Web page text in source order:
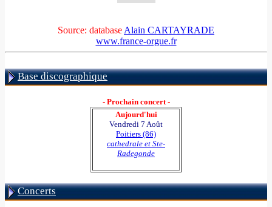
Source: database Alain CARTAYRADE
www.france-orgue.fr
Base discographique
- Prochain concert -
Aujourd'hui
Vendredi 7 Août
Poitiers (86)
cathedrale et Ste-
Radegonde
Concerts